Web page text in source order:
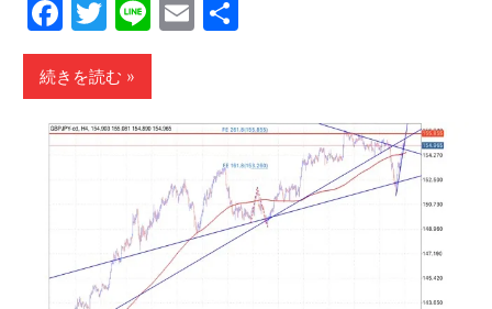
Facebook
Twitter
LineEmail
続きを読む